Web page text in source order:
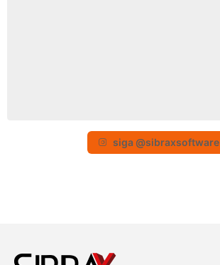
siga @sibraxsoftware